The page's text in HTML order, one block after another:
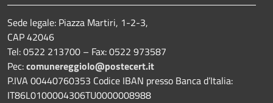
Sede legale: Piazza Martiri, 1-2-3,
CAP 42046
Tel: 0522 213700 – Fax: 0522 973587
Pec:comunereggiolo@postecert.it
P.IVA 00440760353 Codice IBAN presso Banca d’Italia:
IT86L0100004306TU0000008988